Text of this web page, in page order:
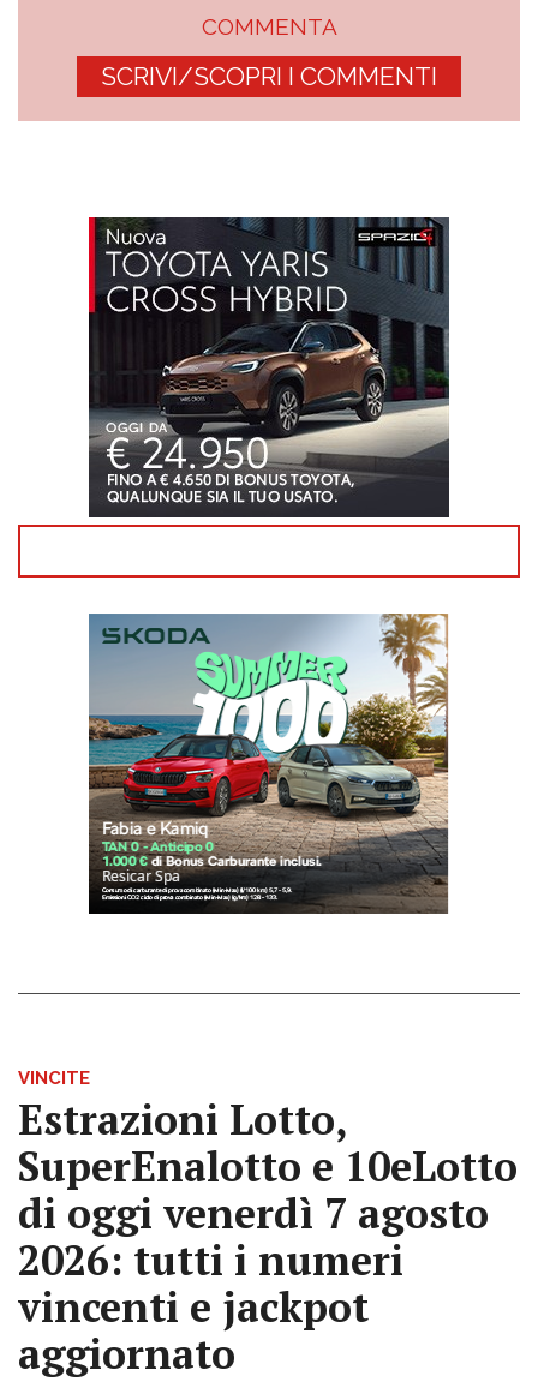
COMMENTA
SCRIVI/SCOPRI I COMMENTI
VINCITE
Estrazioni Lotto,
SuperEnalotto e 10eLotto
di oggi venerdì 7 agosto
2026: tutti i numeri
vincenti e jackpot
aggiornato